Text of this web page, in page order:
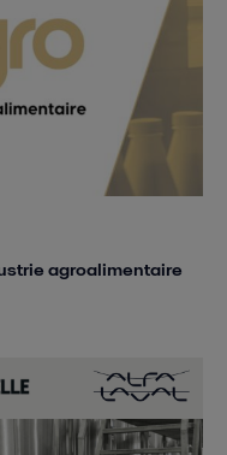
agroalimentaire